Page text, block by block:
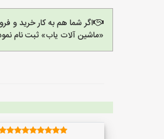
اگر شما هم به کار خرید و
«ماشین آلات یاب» ثبت نام